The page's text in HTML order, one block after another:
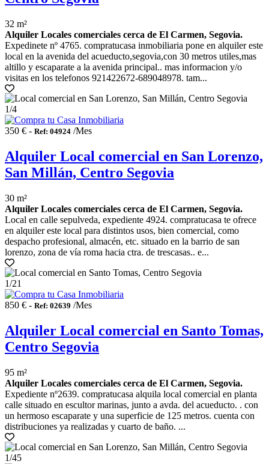
32 m²
Alquiler Locales comerciales cerca de El Carmen, Segovia.
Expedinete nº 4765. compratucasa inmobiliaria pone en alquiler este
local en la avenida del acueducto,segovia,con 30 metros utiles,mas
altillo y escaparate a la avenida principal.. mas informacion y/o
visitas en los telefonos 921422672-689048978. tam...
1/4
350 € - Ref: 04924 /Mes
Alquiler Local comercial en San Lorenzo,
San Millán, Centro Segovia
30 m²
Alquiler Locales comerciales cerca de El Carmen, Segovia.
Local en calle sepulveda, expediente 4924. compratucasa te ofrece
en alquiler este local para distintos usos, bien comercial, como
despacho profesional, almacén, etc. situado en la barrio de san
lorenzo, zona de vía roma hacia ctra. de trescasas.. e...
1/21
850 € - Ref: 02639 /Mes
Alquiler Local comercial en Santo Tomas,
Centro Segovia
95 m²
Alquiler Locales comerciales cerca de El Carmen, Segovia.
Expediente nº2639. compratucasa alquila local comercial en planta
calle situado en escultor marinas, junto a avda. del acueducto. . con
un hermoso escaparate y una superficie de 125 metros. cuenta con
distribuciones ya realizadas y cuarto de baño. ...
1/45